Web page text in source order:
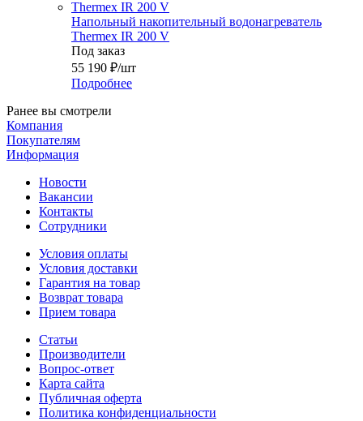
Напольный накопительный водонагреватель
Thermex IR 200 V
Под заказ
55 190 ₽/шт
Подробнее
Ранее вы смотрели
Компания
Покупателям
Информация
Новости
Вакансии
Контакты
Сотрудники
Условия оплаты
Условия доставки
Гарантия на товар
Возврат товара
Прием товара
Статьи
Производители
Вопрос-ответ
Карта сайта
Публичная оферта
Политика конфиденциальности